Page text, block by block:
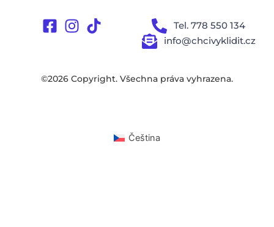
Tel. 778 550 134
info@chcivyklidit.cz
©2026 Copyright. Všechna práva vyhrazena.
Čeština